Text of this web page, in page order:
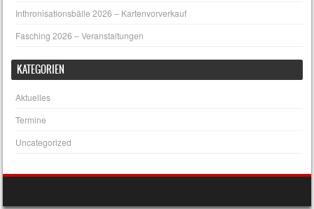
Inthronisationsbälle 2026 – Kartenvorverkauf
Fasching 2026 – Veranstaltungen
KATEGORIEN
Aktuelles
Termine
Uncategorized